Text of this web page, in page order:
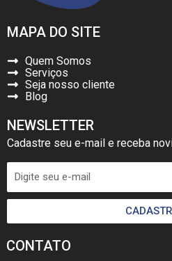
MAPA DO SITE
Quem Somos
Serviços
Seja nosso cliente
Blog
NEWSLETTER
Cadastre seu e-mail e receba
CONTATO